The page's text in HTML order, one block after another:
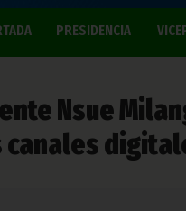
PRESIDENCIA
Nsue
canales